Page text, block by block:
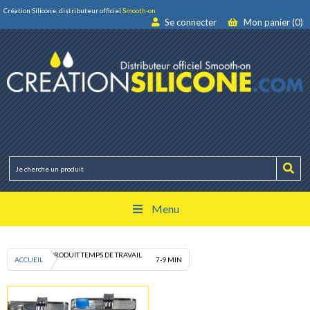
Création Silicone, distributeur officiel Smooth-on
Se connecter Mon panier (0)
Menu
ACCUEIL
PRODUIT TEMPS DE TRAVAIL
7-9 MIN